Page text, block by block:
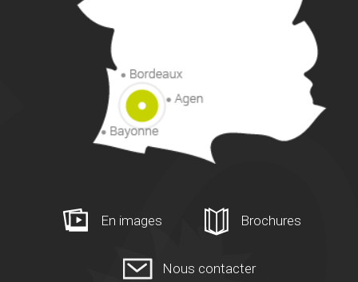
En images Brochures
Nous contacter